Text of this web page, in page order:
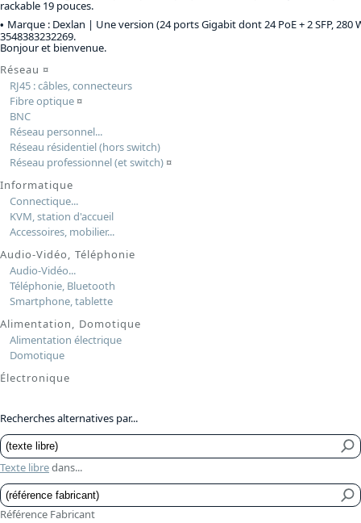
rackable 19 pouces.
Marque : Dexlan | Une version (24 ports Gigabit dont 24 PoE + 2 SFP, 280
3548383232269.
Bonjour et bienvenue.
Réseau ¤
RJ45 : câbles, connecteurs
Fibre optique¤
BNC
Réseau personnel...
Réseau résidentiel (hors switch)
Réseau professionnel (et switch)¤
Informatique
Connectique...
KVM, station d'accueil
Accessoires, mobilier...
Audio-Vidéo, Téléphonie
Audio-Vidéo...
Téléphonie, Bluetooth
Smartphone, tablette
Alimentation, Domotique
Alimentation électrique
Domotique
Électronique
Recherches alternatives par...
Texte libredans...
Référence Fabricant